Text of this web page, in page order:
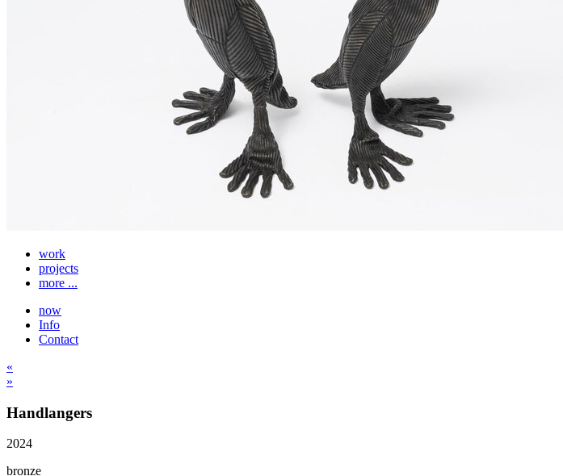
work
projects
more ...
now
Info
Contact
«
»
Handlangers
2024
bronze